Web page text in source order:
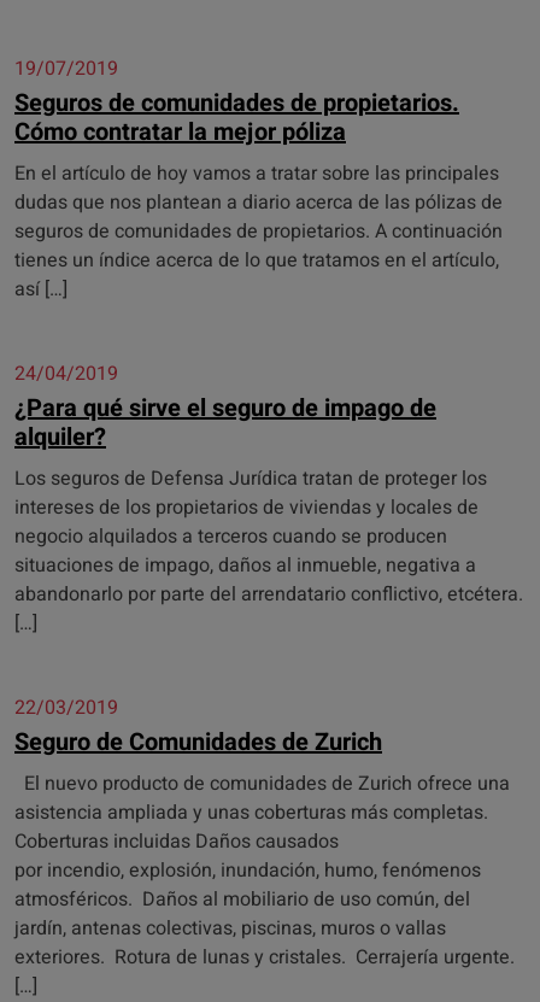
19/07/2019
Seguros de comunidades de propietarios.
Cómo contratar la mejor póliza
En el artículo de hoy vamos a tratar sobre las principales
dudas que nos plantean a diario acerca de las pólizas de
seguros de comunidades de propietarios. A continuación
tienes un índice acerca de lo que tratamos en el artículo,
así […]
24/04/2019
¿Para qué sirve el seguro de impago de
alquiler?
Los seguros de Defensa Jurídica tratan de proteger los
intereses de los propietarios de viviendas y locales de
negocio alquilados a terceros cuando se producen
situaciones de impago, daños al inmueble, negativa a
abandonarlo por parte del arrendatario conflictivo, etcétera.
[…]
22/03/2019
Seguro de Comunidades de Zurich
El nuevo producto de comunidades de Zurich ofrece una
asistencia ampliada y unas coberturas más completas.
Coberturas incluidas Daños causados
por incendio, explosión, inundación, humo, fenómenos
atmosféricos. Daños al mobiliario de uso común, del
jardín, antenas colectivas, piscinas, muros o vallas
exteriores. Rotura de lunas y cristales. Cerrajería urgente.
[…]